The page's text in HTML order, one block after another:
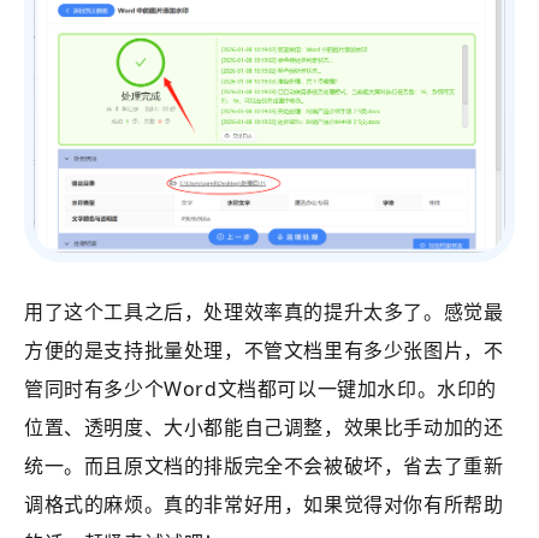
用了这个工具之后，处理效率真的提升太多了。感觉最
方便的是支持批量处理，不管文档里有多少张图片，不
管同时有多少个Word文档都可以一键加水印。水印的
位置、透明度、大小都能自己调整，效果比手动加的还
统一。而且原文档的排版完全不会被破坏，省去了重新
调格式的麻烦。真的非常好用，如果觉得对你有所帮助